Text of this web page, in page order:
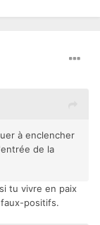
à enclencher
de la
tu vivre en paix
positifs.